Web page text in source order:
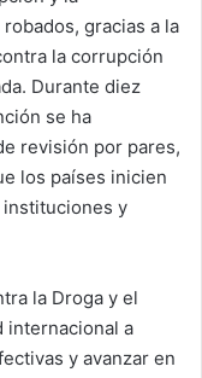
gracias a la
la corrupción
Durante diez
se ha
revisión por pares,
los países inicien
y
la Droga y el
internacional a
y avanzar en